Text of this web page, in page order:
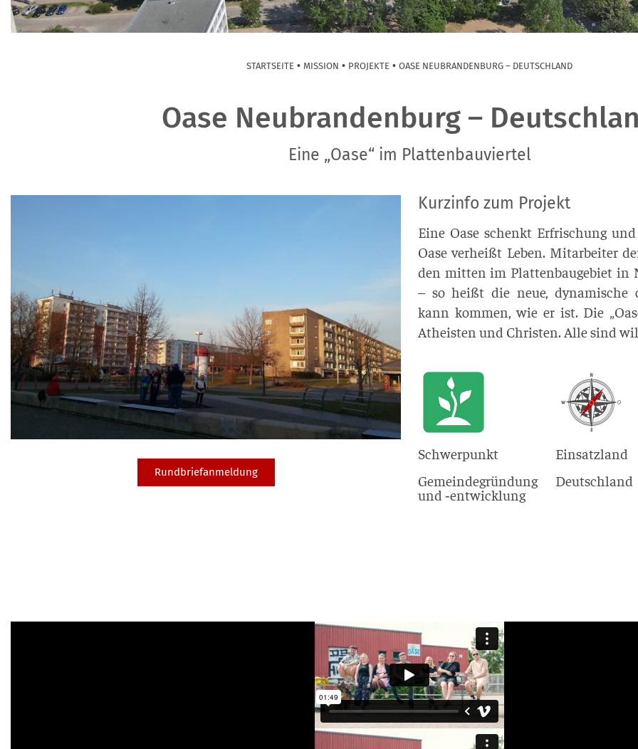
STARTSEITE • MISSION • PROJEKTE • OASE NEUBRANDENBURG – DEUTSCHLAND
Oase Neubrandenburg –
Eine „Oase“ im Plattenbauviertel
Rundbriefanmeldung
Kurzinfo zum Projekt
Eine Oase schenkt Erfri­schung
Oase ver­heißt Leben. Mit­ar­bei­ter
den mit­ten im Plat­ten­bau­ge­biet in
– so heißt die neue, dyna­mi­sche
kann kom­men, wie er ist. Die
Athe­is­ten und Chris­ten. Alle sind
Schwerpunkt
Gemeindegründung
und ‑entwicklung
Einsatzland
Deutschland